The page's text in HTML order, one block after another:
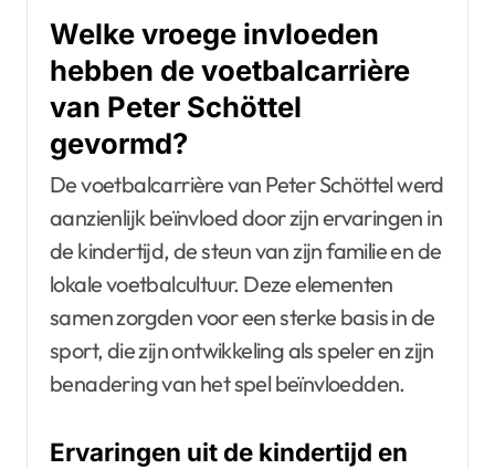
Welke vroege invloeden
hebben de voetbalcarrière
van Peter Schöttel
gevormd?
De voetbalcarrière van Peter Schöttel werd
aanzienlijk beïnvloed door zijn ervaringen in
de kindertijd, de steun van zijn familie en de
lokale voetbalcultuur. Deze elementen
samen zorgden voor een sterke basis in de
sport, die zijn ontwikkeling als speler en zijn
benadering van het spel beïnvloedden.
Ervaringen uit de kindertijd en